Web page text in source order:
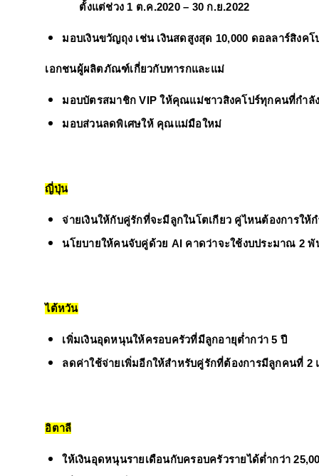
ตั้งแต่ช่วง 1 ต.ค.2020 – 30 ก.ย.2022
มอบเงินขวัญถุง เช่น เงินสดสูงสุด 10,000 ดอลลาร์สิงคโ
เอกชนผู้ผลิตภัณฑ์เกี่ยวกับทารกและแม่
มอบบัตรสมาชิก VIP ให้คุณแม่ชาวสิงคโปร์ทุกคนที่กำลั
มอบส่วนลดพิเศษให้ คุณแม่มือใหม่
ญี่ปุ่น
จ่ายเงินให้กับคู่รักที่จะมีลูกในโตเกียว คู่ไหนต้องการให้
นโยบายให้คนจับคู่ด้วย AI คาดว่าจะใช้งบประมาณ 2 พั
ไต้หวัน
เพิ่มเงินอุดหนุนให้ครอบครัวที่มีลูกอายุต่ำกว่า 5 ปี
ลดค่าใช้จ่ายเพิ่มอีกให้สำหรับคู่รักที่ต้องการมีลูกคนที่ 2
อิตาลี
ให้เงินอุดหนุนรายเดือนกับครอบครัวรายได้ต่ำกว่า